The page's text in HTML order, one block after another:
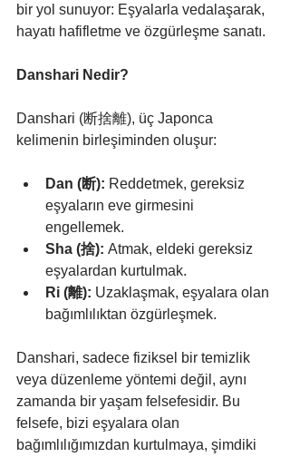
bir yol sunuyor: Eşyalarla vedalaşarak,
hayatı hafifletme ve özgürleşme sanatı.
Danshari Nedir?
Danshari (断捨離), üç Japonca
kelimenin birleşiminden oluşur:
Dan (断): Reddetmek, gereksiz
eşyaların eve girmesini
engellemek.
Sha (捨): Atmak, eldeki gereksiz
eşyalardan kurtulmak.
Ri (離): Uzaklaşmak, eşyalara olan
bağımlılıktan özgürleşmek.
Danshari, sadece fiziksel bir temizlik
veya düzenleme yöntemi değil, aynı
zamanda bir yaşam felsefesidir. Bu
felsefe, bizi eşyalara olan
bağımlılığımızdan kurtulmaya, şimdiki